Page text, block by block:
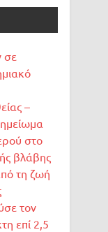
σε
–
στο
βλάβης
τη ζωή
τον
επί 2,5